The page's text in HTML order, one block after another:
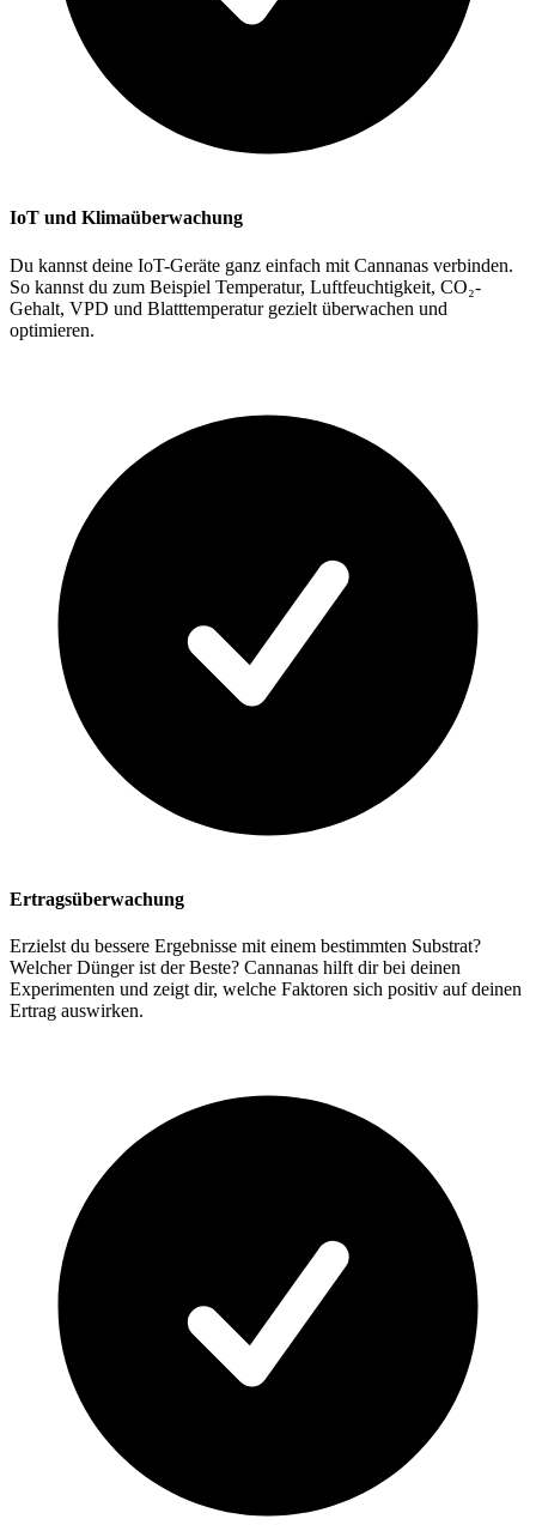
IoT und Klimaüberwachung
Du kannst deine IoT-Geräte ganz einfach mit Cannanas verbinden.
So kannst du zum Beispiel Temperatur, Luftfeuchtigkeit, CO₂-
Gehalt, VPD und Blatttemperatur gezielt überwachen und
optimieren.
Ertragsüberwachung
Erzielst du bessere Ergebnisse mit einem bestimmten Substrat?
Welcher Dünger ist der Beste? Cannanas hilft dir bei deinen
Experimenten und zeigt dir, welche Faktoren sich positiv auf deinen
Ertrag auswirken.